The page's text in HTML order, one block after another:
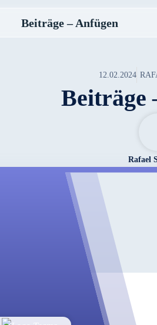
Beiträge – Anfügen
12.02.2024
Beiträge
Rafael